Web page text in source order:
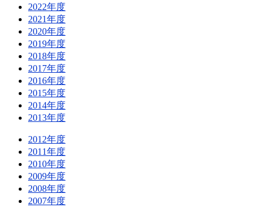
2022年度
2021年度
2020年度
2019年度
2018年度
2017年度
2016年度
2015年度
2014年度
2013年度
2012年度
2011年度
2010年度
2009年度
2008年度
2007年度